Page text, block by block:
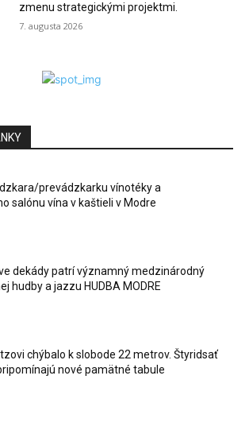
zmenu strategickými projektmi.
7. augusta 2026
prevádzkarku vínotéky a
salónu vína v kaštieli v Modre
dekády patrí významný medzinárodný
hudby a jazzu HUDBA MODRE
chýbalo k slobode 22 metrov. Štyridsať
nové pamätné tabule